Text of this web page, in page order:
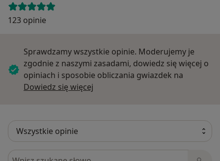
123 opinie
Sprawdzamy wszystkie opinie. Moderujemy je
zgodnie z naszymi zasadami, dowiedz się więcej o
opiniach i sposobie obliczania gwiazdek na
Dowiedz się więcej
Szukaj w opiniach